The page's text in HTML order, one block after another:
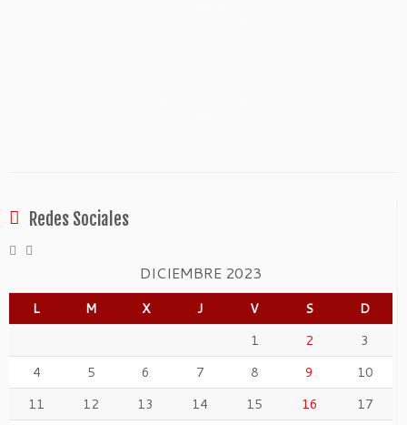
Redes Sociales
DICIEMBRE 2023
L M X J V S
D
1
2
3
4
5 6 7 8 9
10
11
12 13 14 15 16
17